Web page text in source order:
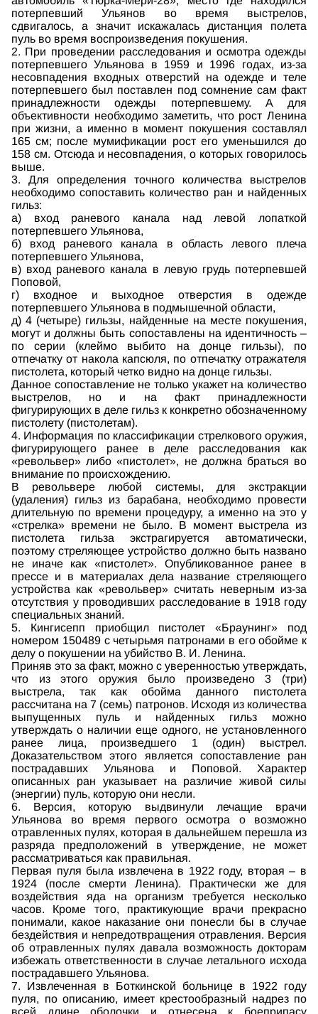
потерпевший Ульянов во время выстрелов,
сдвигалось, а значит искажалась дистанция полета
пуль во время воспроизведения покушения.
2. При проведении расследования и осмотра одежды
потерпевшего Ульянова в 1959 и 1996 годах, из-за
несовпадения входных отверстий на одежде и теле
потерпевшего был поставлен под сомнение сам факт
принадлежности одежды потерпевшему. А для
объективности необходимо заметить, что рост Ленина
при жизни, а именно в момент покушения составлял
165 см; после мумификации рост его уменьшился до
158 см. Отсюда и несовпадения, о которых говорилось
выше.
3. Для определения точного количества выстрелов
необходимо сопоставить количество ран и найденных
гильз:
а) вход раневого канала над левой лопаткой
потерпевшего Ульянова,
б) вход раневого канала в область левого плеча
потерпевшего Ульянова,
в) вход раневого канала в левую грудь потерпевшей
Поповой,
г) входное и выходное отверстия в одежде
потерпевшего Ульянова в подмышечной области,
д) 4 (четыре) гильзы, найденные на месте покушения,
могут и должны быть сопоставлены на идентичность –
по серии (клеймо выбито на донце гильзы), по
отпечатку от накола капсюля, по отпечатку отражателя
пистолета, который четко видно на донце гильзы.
Данное сопоставление не только укажет на количество
выстрелов, но и на факт принадлежности
фигурирующих в деле гильз к конкретно обозначенному
пистолету (пистолетам).
4. Информация по классификации стрелкового оружия,
фигурирующего ранее в деле расследования как
«револьвер» либо «пистолет», не должна браться во
внимание по происхождению.
В револьвере любой системы, для экстракции
(удаления) гильз из барабана, необходимо провести
длительную по времени процедуру, а именно на это у
«стрелка» времени не было. В момент выстрела из
пистолета гильза экстрагируется автоматически,
поэтому стреляющее устройство должно быть названо
не иначе как «пистолет». Опубликованное ранее в
прессе и в материалах дела название стреляющего
устройства как «револьвер» считать неверным из-за
отсутствия у проводивших расследование в 1918 году
специальных знаний.
5. Кингисепп приобщил пистолет «Браунинг» под
номером 150489 с четырьмя патронами в его обойме к
делу о покушении на убийство В. И. Ленина.
Приняв это за факт, можно с уверенностью утверждать,
что из этого оружия было произведено 3 (три)
выстрела, так как обойма данного пистолета
рассчитана на 7 (семь) патронов. Исходя из количества
выпущенных пуль и найденных гильз можно
утверждать о наличии еще одного, не установленного
ранее лица, произведшего 1 (один) выстрел.
Доказательством этого является сопоставление ран
пострадавших Ульянова и Поповой. Характер
описанных ран указывает на различие живой силы
(энергии) пуль, которую они несли.
6. Версия, которую выдвинули лечащие врачи
Ульянова во время первого осмотра о возможно
отравленных пулях, которая в дальнейшем перешла из
разряда предположений в утверждение, не может
рассматриваться как правильная.
Первая пуля была извлечена в 1922 году, вторая – в
1924 (после смерти Ленина). Практически же для
воздействия яда на организм требуется несколько
часов. Кроме того, практикующие врачи прекрасно
понимали, какое наказание они понесли бы в случае
бездействия и непредотвращения отравления. Версия
об отравленных пулях давала возможность докторам
избежать ответственности в случае летального исхода
пострадавшего Ульянова.
7. Извлеченная в Боткинской больнице в 1922 году
пуля, по описанию, имеет крестообразный надрез по
всей длине оболочки и отнесена к боеприпасу